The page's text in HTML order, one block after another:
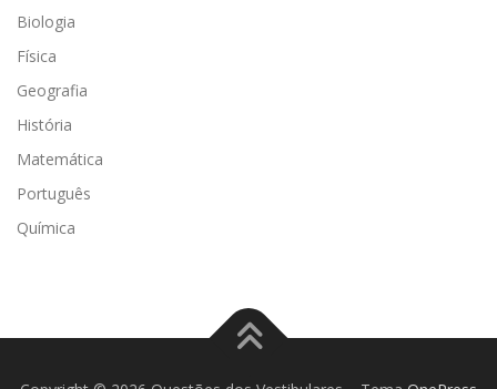
Biologia
Física
Geografia
História
Matemática
Português
Química